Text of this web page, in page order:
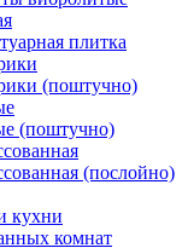
плитка
(поштучно)
(поштучно)
(послойно)
кухни
комнат